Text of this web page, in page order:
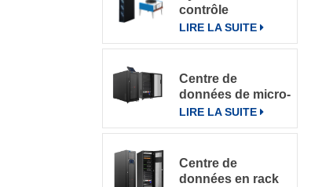
contrôle
intelligents pour
climatiseurs de
rangée DataRow
Series dans les
données
LIRE LA SUITE
Centre de
données de micro-
rack intégré
LIRE LA SUITE
Centre de
données en rack